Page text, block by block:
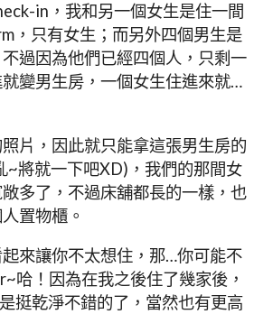
in，我和另一個女生是住一間
，只有女生；而另外四個男生是
過因為他們已經四個人，只剩一
變男生房，一個女生住進來就…
片，因此就只能拿這張男生房的
~將就一下吧XD)，我們的那間女
多了，不過床舖都長的一樣，也
置物櫃。
來讓你不太想住，那…你可能不
哈！因為在我之後住了幾家後，
挺乾淨不錯的了，當然也有更高